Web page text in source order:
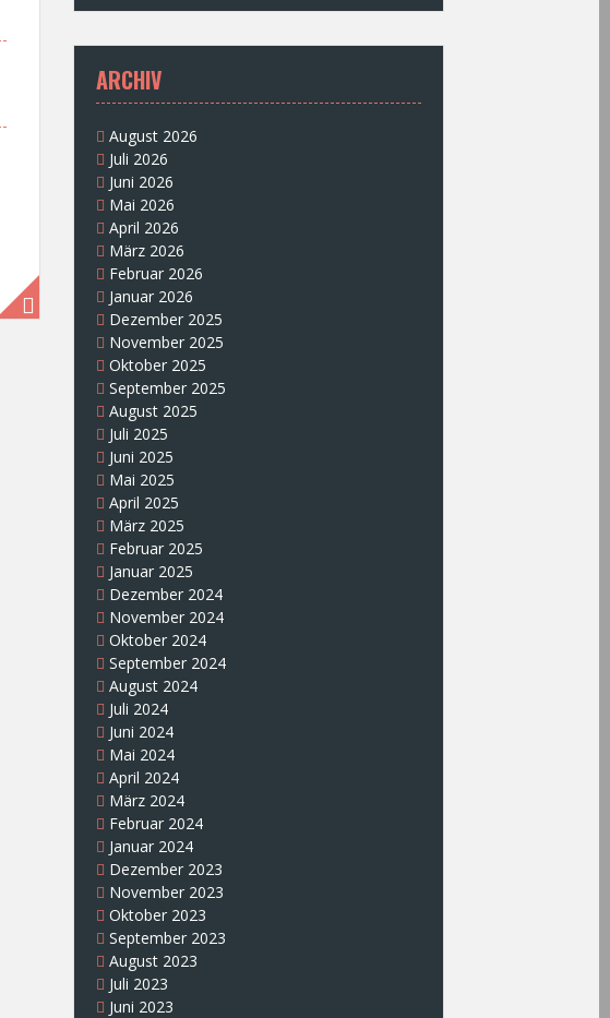
ARCHIV
August 2026
Juli 2026
Juni 2026
Mai 2026
April 2026
März 2026
Februar 2026
Januar 2026
Dezember 2025
November 2025
Oktober 2025
September 2025
August 2025
Juli 2025
Juni 2025
Mai 2025
April 2025
März 2025
Februar 2025
Januar 2025
Dezember 2024
November 2024
Oktober 2024
September 2024
August 2024
Juli 2024
Juni 2024
Mai 2024
April 2024
März 2024
Februar 2024
Januar 2024
Dezember 2023
November 2023
Oktober 2023
September 2023
August 2023
Juli 2023
Juni 2023